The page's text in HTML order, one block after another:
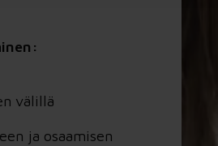
välillä
ja osaamisen